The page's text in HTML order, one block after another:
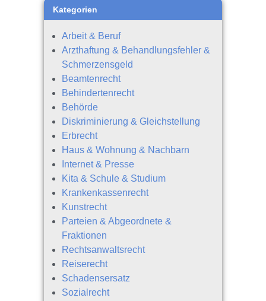
Kategorien
Arbeit & Beruf
Arzthaftung & Behandlungsfehler &
Schmerzensgeld
Beamtenrecht
Behindertenrecht
Behörde
Diskriminierung & Gleichstellung
Erbrecht
Haus & Wohnung & Nachbarn
Internet & Presse
Kita & Schule & Studium
Krankenkassenrecht
Kunstrecht
Parteien & Abgeordnete &
Fraktionen
Rechtsanwaltsrecht
Reiserecht
Schadensersatz
Sozialrecht